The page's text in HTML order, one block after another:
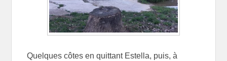
Quelques côtes en quittant Estella, puis, à